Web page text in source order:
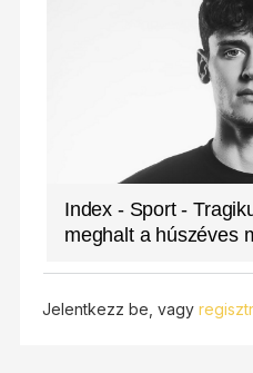
Index - Sport -
meghalt a húszéves
Jelentkezz be, vagy